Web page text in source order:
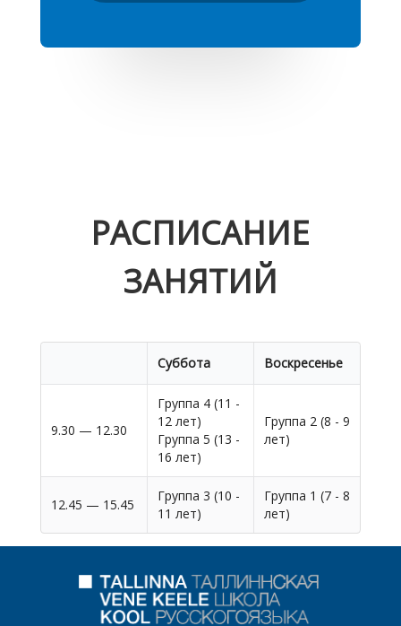
РАСПИСАНИЕ
ЗАНЯТИЙ
Суббота Воскресенье
9.30 — 12.30
Группа 4 (11 -
12 лет)
Группа 5 (13 -
16 лет)
Группа 2 (8 - 9
лет)
12.45 — 15.45
Группа 3 (10 -
11 лет)
Группа 1 (7 - 8
лет)